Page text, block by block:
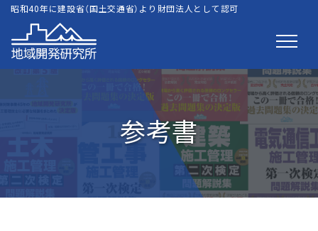
昭和40年に建設省（国土交通省）より財団法人として認可
参考書